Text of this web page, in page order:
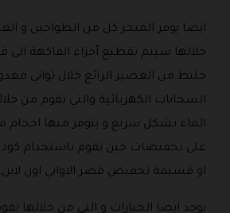
ايضا يوفر المتجر كل من الطواحين و
خلالها سيتم تقطيع أجزاء الفاكهة
خليط من العصير الرائع خلال ثواني
السخانات الكهربائية والتي تقوم من
الماء بشكل سريع و يتوفر منها احجام
على تخفيضات حين تقوم باستخدام
او قسيمة تخفيض قصر الاواني اون لاين.
يوجد ايضا الخبازات و التي من خلالها